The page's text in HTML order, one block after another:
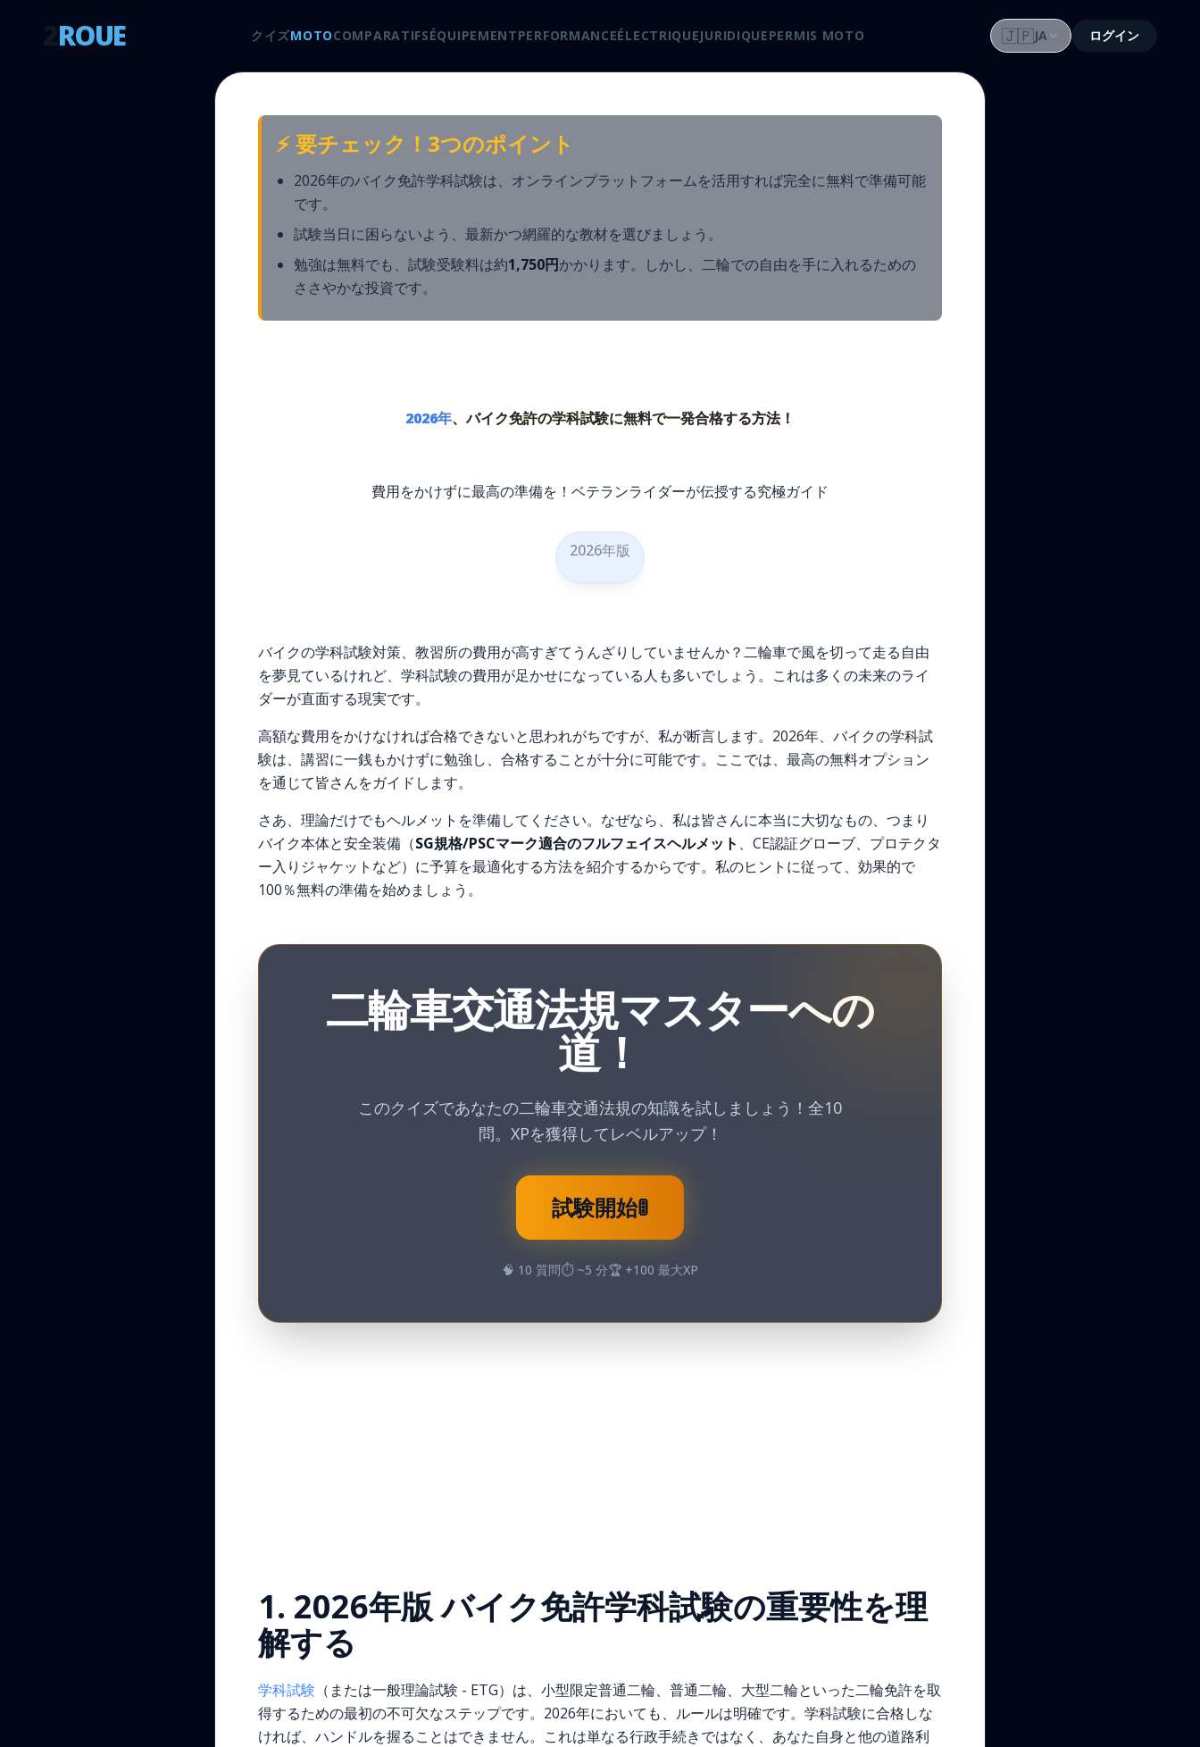
ROUE クイズMOTOCOMPARATIFSÉQUIPEMENTPERFORMANCEÉLECTRIQUEJURIDIQUEPERMIS MOTO 🇯🇵JA ログイン
⚡ 要チェック！3つのポイント
2026年のバイク免許学科試験は、オンラインプラットフォームを活用すれば完全に無料で準備可能
です。
試験当日に困らないよう、最新かつ網羅的な教材を選びましょう。
勉強は無料でも、試験受験料は約1,750円かかります。しかし、二輪での自由を手に入れるための
ささやかな投資です。
2026年、バイク免許の学科試験に無料で一発合格する方法！
費用をかけずに最高の準備を！ベテランライダーが伝授する究極ガイド
2026年版
バイクの学科試験対策、教習所の費用が高すぎてうんざりしていませんか？二輪車で風を切って走る自由
を夢見ているけれど、学科試験の費用が足かせになっている人も多いでしょう。これは多くの未来のライ
ダーが直面する現実です。
高額な費用をかけなければ合格できないと思われがちですが、私が断言します。2026年、バイクの学科試
験は、講習に一銭もかけずに勉強し、合格することが十分に可能です。ここでは、最高の無料オプション
を通じて皆さんをガイドします。
さあ、理論だけでもヘルメットを準備してください。なぜなら、私は皆さんに本当に大切なもの、つまり
バイク本体と安全装備（SG規格/PSCマーク適合のフルフェイスヘルメット 、CE認証グローブ、プロテクタ
ー入りジャケットなど）に予算を最適化する方法を紹介するからです。私のヒントに従って、効果的で
100％無料の準備を始めましょう。
二輪車交通法規マスターへの
道！
このクイズであなたの二輪車交通法規の知識を試しましょう！全10
問。XPを獲得してレベルアップ！
試験開始🚦
🧠 10 質問⏱️ ~5 分🏆 +100 最大XP
1. 2026年版 バイク免許学科試験の重要性を理
解する
学科試験 （または一般理論試験 - ETG）は、小型限定普通二輪、普通二輪、大型二輪といった二輪免許を取
得するための最初の不可欠なステップです。2026年においても、ルールは明確です。学科試験に合格しな
ければ、ハンドルを握ることはできません。これは単なる行政手続きではなく、あなた自身と他の道路利